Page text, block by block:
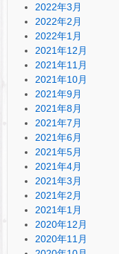
2022年3月
2022年2月
2022年1月
2021年12月
2021年11月
2021年10月
2021年9月
2021年8月
2021年7月
2021年6月
2021年5月
2021年4月
2021年3月
2021年2月
2021年1月
2020年12月
2020年11月